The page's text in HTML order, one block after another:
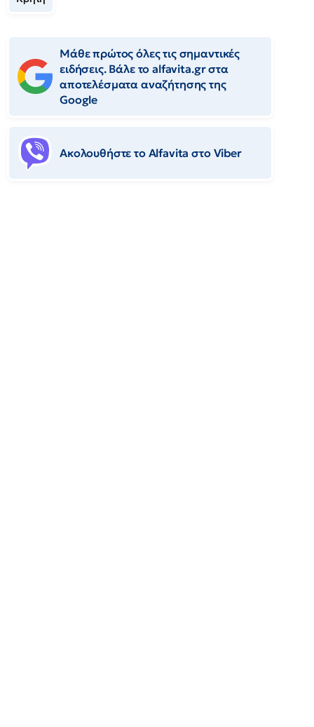
Μάθε πρώτος όλες τις σημαντικές
ειδήσεις. Βάλε το alfavita.gr στα
αποτελέσματα αναζήτησης της
Google
Ακολουθήστε το Αlfavita στο Viber